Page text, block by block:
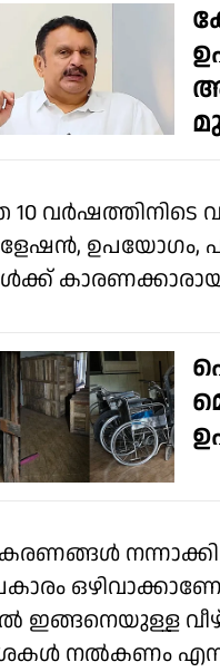
10
ഉപയോഗം,
നന്നാക്കി
ഇങ്ങനെയുള്ള
നൽകണം എന്നും